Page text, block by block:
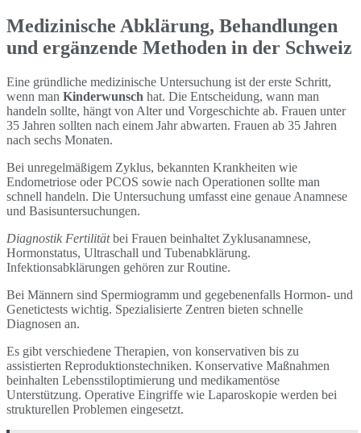
Medizinische Abklärung, Behandlungen
und ergänzende Methoden in der Schweiz
Eine gründliche medizinische Untersuchung ist der erste Schritt,
wenn man Kinderwunsch hat. Die Entscheidung, wann man
handeln sollte, hängt von Alter und Vorgeschichte ab. Frauen unter
35 Jahren sollten nach einem Jahr abwarten. Frauen ab 35 Jahren
nach sechs Monaten.
Bei unregelmäßigem Zyklus, bekannten Krankheiten wie
Endometriose oder PCOS sowie nach Operationen sollte man
schnell handeln. Die Untersuchung umfasst eine genaue Anamnese
und Basisuntersuchungen.
Diagnostik Fertilitätbei Frauen beinhaltet Zyklusanamnese,
Hormonstatus, Ultraschall und Tubenabklärung.
Infektionsabklärungen gehören zur Routine.
Bei Männern sind Spermiogramm und gegebenenfalls Hormon- und
Genetictests wichtig. Spezialisierte Zentren bieten schnelle
Diagnosen an.
Es gibt verschiedene Therapien, von konservativen bis zu
assistierten Reproduktionstechniken. Konservative Maßnahmen
beinhalten Lebensstiloptimierung und medikamentöse
Unterstützung. Operative Eingriffe wie Laparoskopie werden bei
strukturellen Problemen eingesetzt.